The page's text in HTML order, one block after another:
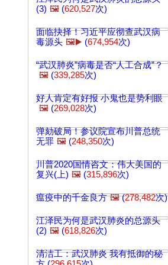
(3) 🖼️ (620,527次)
面临抉择！习近平应彻查武汉病
毒源头 🖼️▶️ (674,954次)
“武汉肺炎”病毒是否“人工合成”？
🖼️ (339,285次)
好人肯定有好报 小鬼也是势利眼
🖼️ (269,028次)
弹劾破局！参议院宣布川普总统
无罪 🖼️ (248,350次)
川普2020国情咨文：伟大美国的
复兴(上) 🖼️ (315,896次)
瘟疫中的千金良方 🖼️(278,482次)
江泽民为何是武汉肺炎的总源头
(2) 🖼️ (618,826次)
清洁工：武汉肺炎 我有抵御的秘